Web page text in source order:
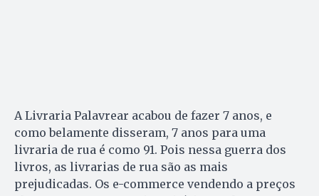
A Livraria Palavrear acabou de fazer 7 anos, e
como belamente disseram, 7 anos para uma
livraria de rua é como 91. Pois nessa guerra dos
livros, as livrarias de rua são as mais
prejudicadas. Os e-commerce vendendo a preços